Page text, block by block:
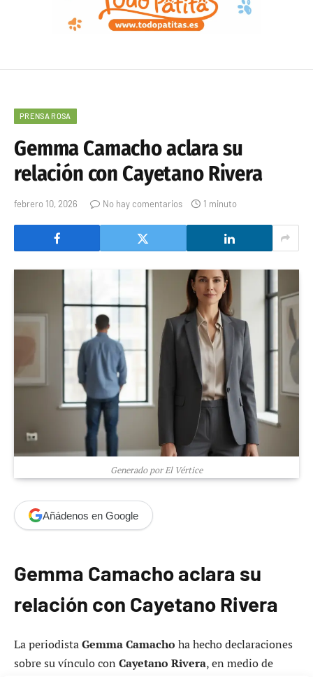
PRENSA ROSA
Gemma Camacho aclara su
relación con Cayetano Rivera
febrero 10, 2026 No hay comentarios 1 minuto
Generado por El Vértice
Añádenos en Google
Gemma Camacho aclara su
relación con Cayetano Rivera
La periodistaGemma Camacho ha hecho declaraciones
sobre su vínculo con Cayetano Rivera, en medio de